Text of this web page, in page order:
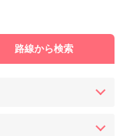
路線から検索